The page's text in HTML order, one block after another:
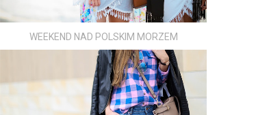
WEEKEND NAD POLSKIM MORZEM